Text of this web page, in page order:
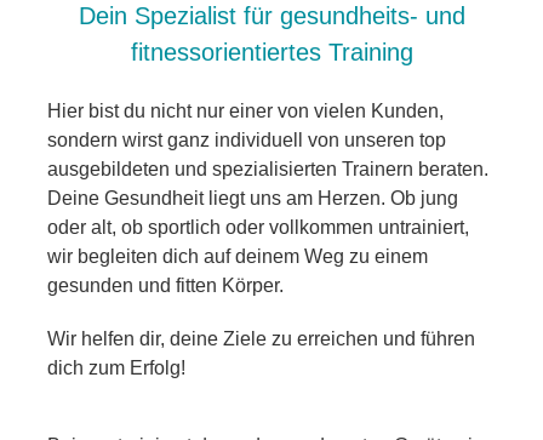
Dein Spezialist für gesundheits- und
fitnessorientiertes Training
Hier bist du nicht nur einer von vielen Kunden,
sondern wirst ganz individuell von unseren top
ausgebildeten und spezialisierten Trainern beraten.
Deine Gesundheit liegt uns am Herzen. Ob jung
oder alt, ob sportlich oder vollkommen untrainiert,
wir begleiten dich auf deinem Weg zu einem
gesunden und fitten Körper.
Wir helfen dir, deine Ziele zu erreichen und führen
dich zum Erfolg!